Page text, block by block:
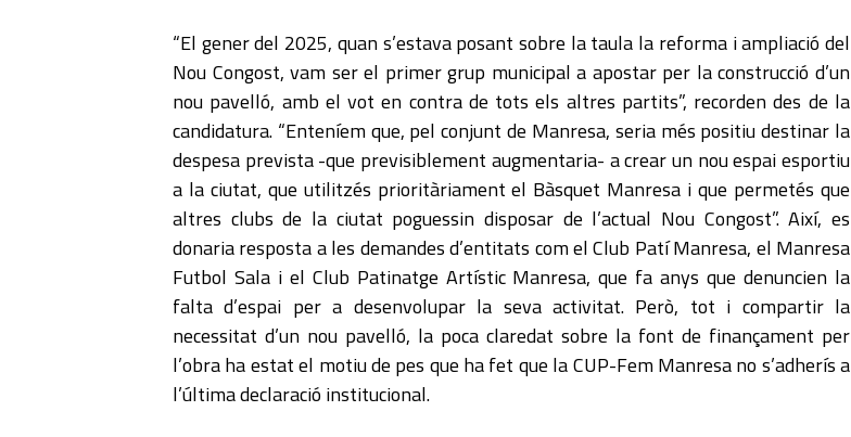
“El gener del 2025, quan s’estava posant sobre la taula la reforma i ampliació del
Nou Congost, vam ser el primer grup municipal a apostar per la construcció d’un
nou pavelló, amb el vot en contra de tots els altres partits”, recorden des de la
candidatura. “Enteníem que, pel conjunt de Manresa, seria més positiu destinar la
despesa prevista -que previsiblement augmentaria- a crear un nou espai esportiu
a la ciutat, que utilitzés prioritàriament el Bàsquet Manresa i que permetés que
altres clubs de la ciutat poguessin disposar de l’actual Nou Congost”. Així, es
donaria resposta a les demandes d’entitats com el Club Patí Manresa, el Manresa
Futbol Sala i el Club Patinatge Artístic Manresa, que fa anys que denuncien la
falta d’espai per a desenvolupar la seva activitat. Però, tot i compartir la
necessitat d’un nou pavelló, la poca claredat sobre la font de finançament per
l’obra ha estat el motiu de pes que ha fet que la CUP-Fem Manresa no s’adherís a
l’última declaració institucional.